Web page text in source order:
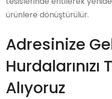
ürünlere dönüştürülür.
Adresinize
Hurdalarınızı
Alıyoruz